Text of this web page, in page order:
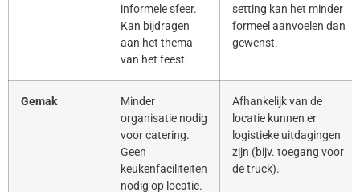
informele sfeer.
Kan bijdragen
aan het thema
van het feest.
setting kan het minder
formeel aanvoelen dan
gewenst.
Gemak
Minder
organisatie nodig
voor catering.
Geen
keukenfaciliteiten
nodig op locatie.
Afhankelijk van de
locatie kunnen er
logistieke uitdagingen
zijn (bijv. toegang voor
de truck).